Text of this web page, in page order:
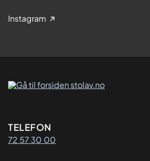
Instagram
Kontaktinformasjon
TELEFON
72 57 30 00